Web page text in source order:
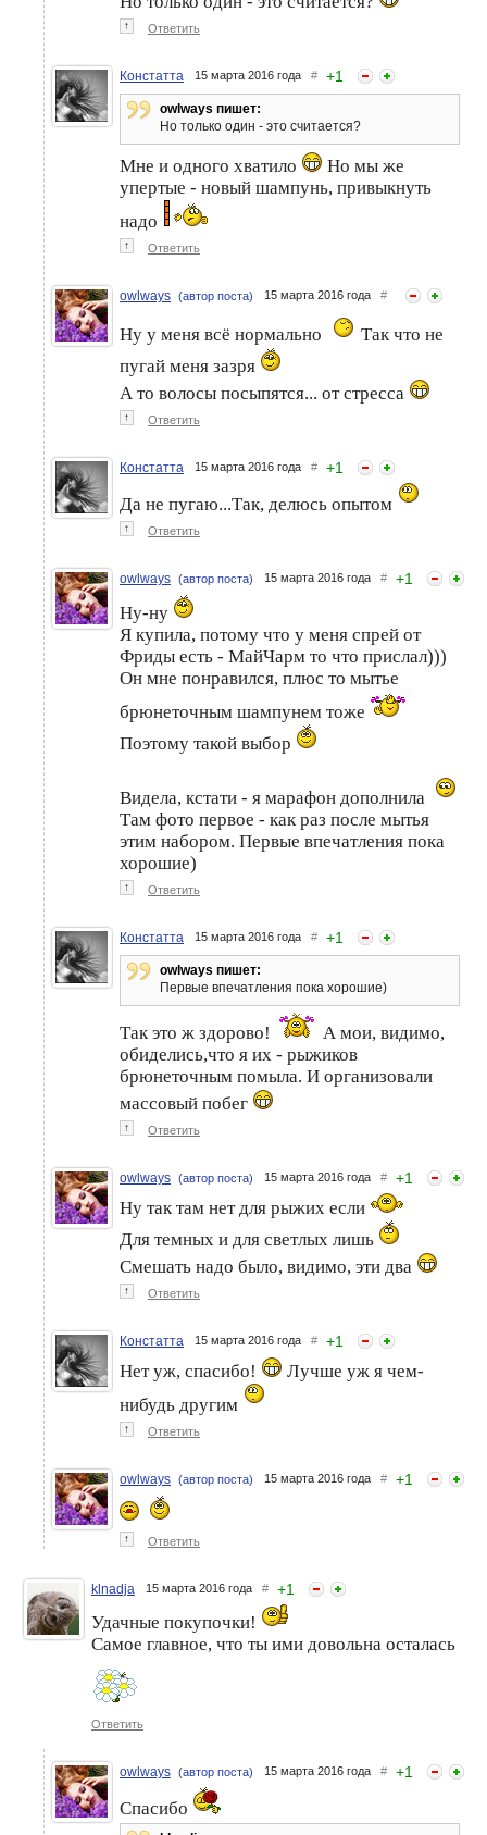
↑ Ответить
Констатта 15 марта 2016 года # +1
owlways пишет:
Но только один - это считается?
Мне и одного хватило
Но мы же
упертые - новый шампунь, привыкнуть
надо
↑ Ответить
owlways (автор поста) 15 марта 2016 года #
Ну у меня всё нормально
Так что не
пугай меня зазря
А то волосы посыпятся... от стресса
↑ Ответить
Констатта 15 марта 2016 года # +1
Да не пугаю...Так, делюсь опытом
↑ Ответить
owlways (автор поста) 15 марта 2016 года # +1
Ну-ну
Я купила, потому что у меня спрей от
Фриды есть - МайЧарм то что прислал)))
Он мне понравился, плюс то мытье
брюнеточным шампунем тоже
Поэтому такой выбор
Видела, кстати - я марафон дополнила
Там фото первое - как раз после мытья
этим набором. Первые впечатления пока
хорошие)
↑ Ответить
Констатта 15 марта 2016 года # +1
owlways пишет:
Первые впечатления пока хорошие)
Так это ж здорово!
А мои, видимо,
обиделись,что я их - рыжиков
брюнеточным помыла. И организовали
массовый побег
↑ Ответить
owlways (автор поста) 15 марта 2016 года # +1
Ну так там нет для рыжих если
Для темных и для светлых лишь
Смешать надо было, видимо, эти два
↑ Ответить
Констатта 15 марта 2016 года # +1
Нет уж, спасибо!
Лучше уж я чем-
нибудь другим
↑ Ответить
owlways (автор поста) 15 марта 2016 года # +1
↑ Ответить
klnadja 15 марта 2016 года # +1
Удачные покупочки!
Самое главное, что ты ими довольна осталась
Ответить
owlways (автор поста) 15 марта 2016 года # +1
Спасибо